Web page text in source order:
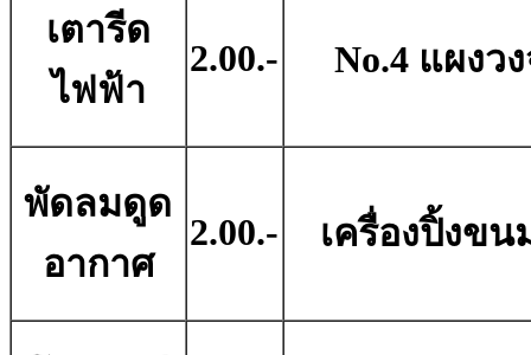
เตารีด
ไฟฟ้า
2.00.- No.4 แผงว
พัดลมดูด
อากาศ
2.00.- เครื่องปิ้งขน